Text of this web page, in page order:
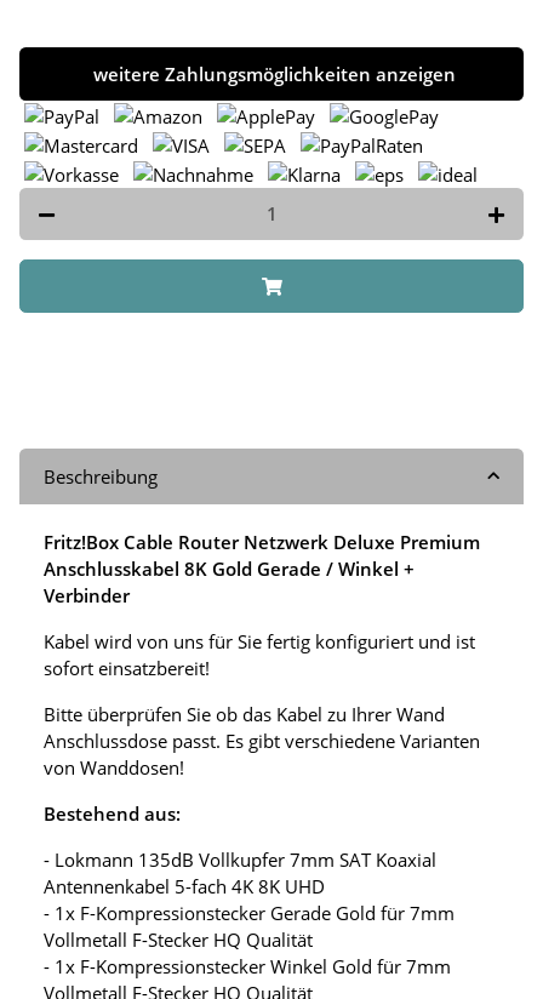
weitere Zahlungsmöglichkeiten anzeigen
Beschreibung
Fritz!Box Cable Router Netzwerk Deluxe Premium
Anschlusskabel 8K Gold Gerade / Winkel +
Verbinder
Kabel wird von uns für Sie fertig konfiguriert und ist
sofort einsatzbereit!
Bitte überprüfen Sie ob das Kabel zu Ihrer Wand
Anschlussdose passt. Es gibt verschiedene Varianten
von Wanddosen!
Bestehend aus:
- Lokmann 135dB Vollkupfer 7mm SAT Koaxial
Antennenkabel 5-fach 4K 8K UHD
- 1x F-Kompressionstecker Gerade Gold für 7mm
Vollmetall F-Stecker HQ Qualität
- 1x F-Kompressionstecker Winkel Gold für 7mm
Vollmetall F-Stecker HQ Qualität